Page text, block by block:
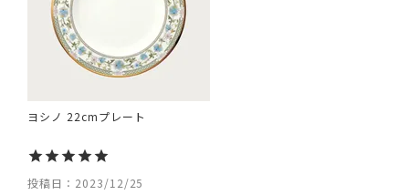
ヨシノ 22cmプレート
投稿日 2023/12/25